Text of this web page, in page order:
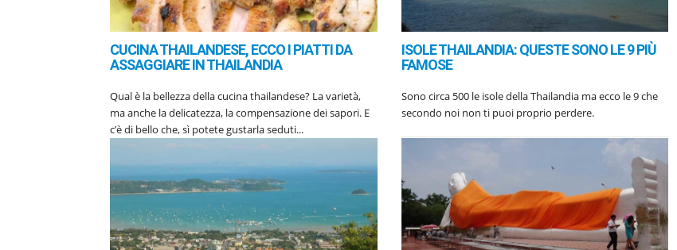
CUCINA THAILANDESE, ECCO I PIATTI DA
ASSAGGIARE IN THAILANDIA
Qual è la bellezza della cucina thailandese? La varietà,
ma anche la delicatezza, la compensazione dei sapori. E
c’è di bello che, sì potete gustarla seduti...
ISOLE THAILANDIA: QUESTE SONO LE 9 PIÙ
FAMOSE
Sono circa 500 le isole della Thailandia ma ecco le 9 che
secondo noi non ti puoi proprio perdere.